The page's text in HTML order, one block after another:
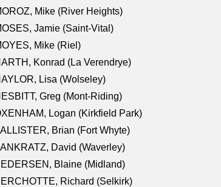
Mike (River Heights)
Jamie (Saint-Vital)
Mike (Riel)
Konrad (La Verendrye)
Lisa (Wolseley)
Greg (Mont-Riding)
Logan (Kirkfield Park)
Brian (Fort Whyte)
David (Waverley)
Blaine (Midland)
Richard (Selkirk)